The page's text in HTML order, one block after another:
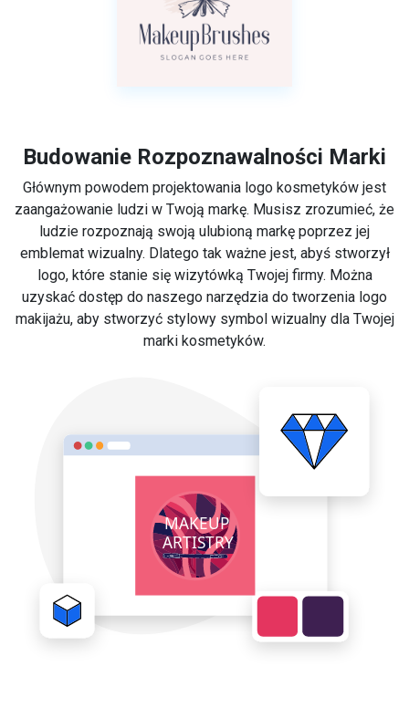
Budowanie Rozpoznawalności Marki
Głównym powodem projektowania logo kosmetyków jest
zaangażowanie ludzi w Twoją markę. Musisz zrozumieć, że
ludzie rozpoznają swoją ulubioną markę poprzez jej
emblemat wizualny. Dlatego tak ważne jest, abyś stworzył
logo, które stanie się wizytówką Twojej firmy. Można
uzyskać dostęp do naszego narzędzia do tworzenia logo
makijażu, aby stworzyć stylowy symbol wizualny dla Twojej
marki kosmetyków.